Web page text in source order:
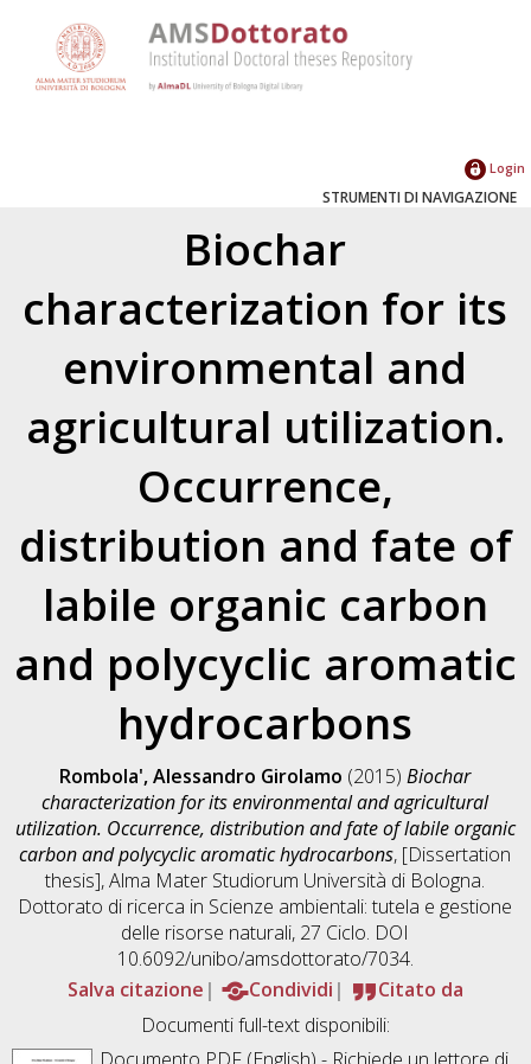
Login
STRUMENTI DI NAVIGAZIONE
Biochar
characterization for its
environmental and
agricultural utilization.
Occurrence,
distribution and fate of
labile organic carbon
and polycyclic aromatic
hydrocarbons
Rombola', Alessandro Girolamo (2015)Biochar
characterization for its environmental and agricultural
utilization. Occurrence, distribution and fate of labile organic
carbon and polycyclic aromatic hydrocarbons, [Dissertation
thesis], Alma Mater Studiorum Università di Bologna.
Dottorato di ricerca in Scienze ambientali: tutela e gestione
delle risorse naturali, 27 Ciclo. DOI
10.6092/unibo/amsdottorato/7034.
Salva citazione
Condividi
Citato da
Documenti full-text disponibili: